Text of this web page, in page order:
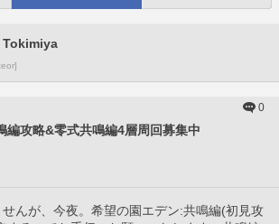
0
編攻略&零式共鳴編4層周回募集中
んが、今夜。希望の園エデン:共鳴編(初見攻